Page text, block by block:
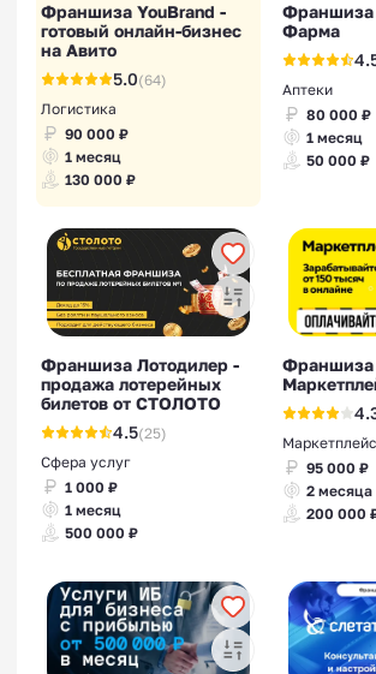
Цифровые
Франшизы для
бизнеса
Франшиза YouBrand -
готовый онлайн-бизнес
на Авито
5.0(64)
Логистика
90 000 ₽
1 месяц
130 000 ₽
Франшиза
Фарма
Аптеки
80 000 ₽
1 месяц
50 000 ₽
Франшиза Лотодилер -
продажа лотерейных
билетов от СТОЛОТО
4.5(25)
Сфера услуг
1 000 ₽
1 месяц
500 000 ₽
Франшиза
95 000 ₽
2 месяца
200 000